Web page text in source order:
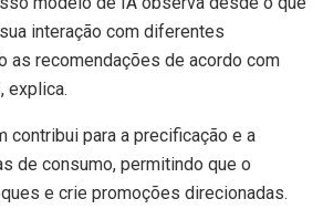
interação com diferentes
as recomendações de acordo com
explica.
contribui para a precificação e a
de consumo, permitindo que o
e crie promoções direcionadas.